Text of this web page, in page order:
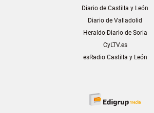
Diario de Castilla y León
Diario de Valladolid
Heraldo-Diario de Soria
CyLTV.es
esRadio Castilla y León